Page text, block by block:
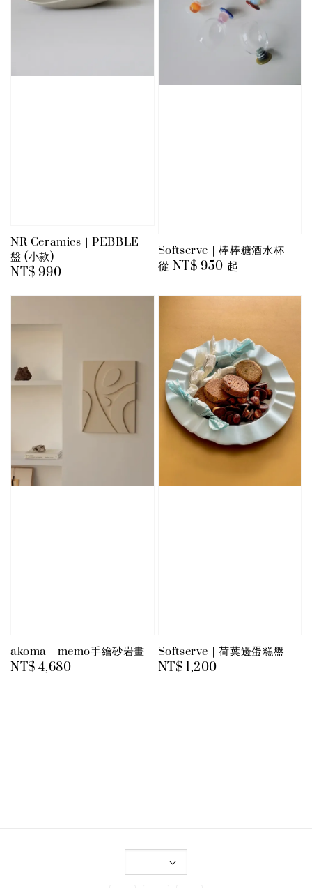
NR Ceramics｜PEBBLE
盤 (小款)
Regular
NT$ 990
Softserve｜棒棒糖酒水杯
Regular
從 NT$ 950 起
akoma｜memo手繪砂岩畫
Regular
NT$ 4,680
Softserve｜荷葉邊蛋糕盤
Regular
NT$ 1,200